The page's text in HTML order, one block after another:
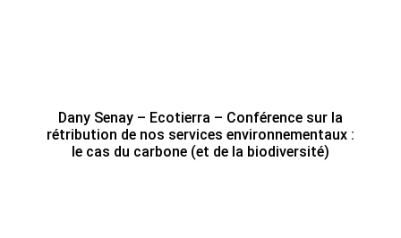
Dany Senay – Ecotierra – Conférence sur la
rétribution de nos services environnementaux :
le cas du carbone (et de la biodiversité)